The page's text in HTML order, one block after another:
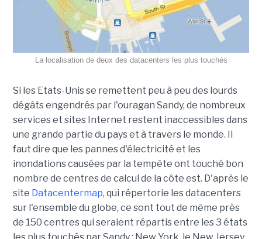
La localisation de deux des datacenters les plus touchés
Si les Etats-Unis se remettent peu à peu des lourds
dégâts engendrés par l'ouragan Sandy, de nombreux
services et sites Internet restent inaccessibles dans
une grande partie du pays et à travers le monde. Il
faut dire que les pannes d'électricité et les
inondations causées par la tempête ont touché bon
nombre de centres de calcul de la côte est. D'après le
site Datacentermap, qui répertorie les datacenters
sur l'ensemble du globe, ce sont tout de même près
de 150 centres qui seraient répartis entre les 3 états